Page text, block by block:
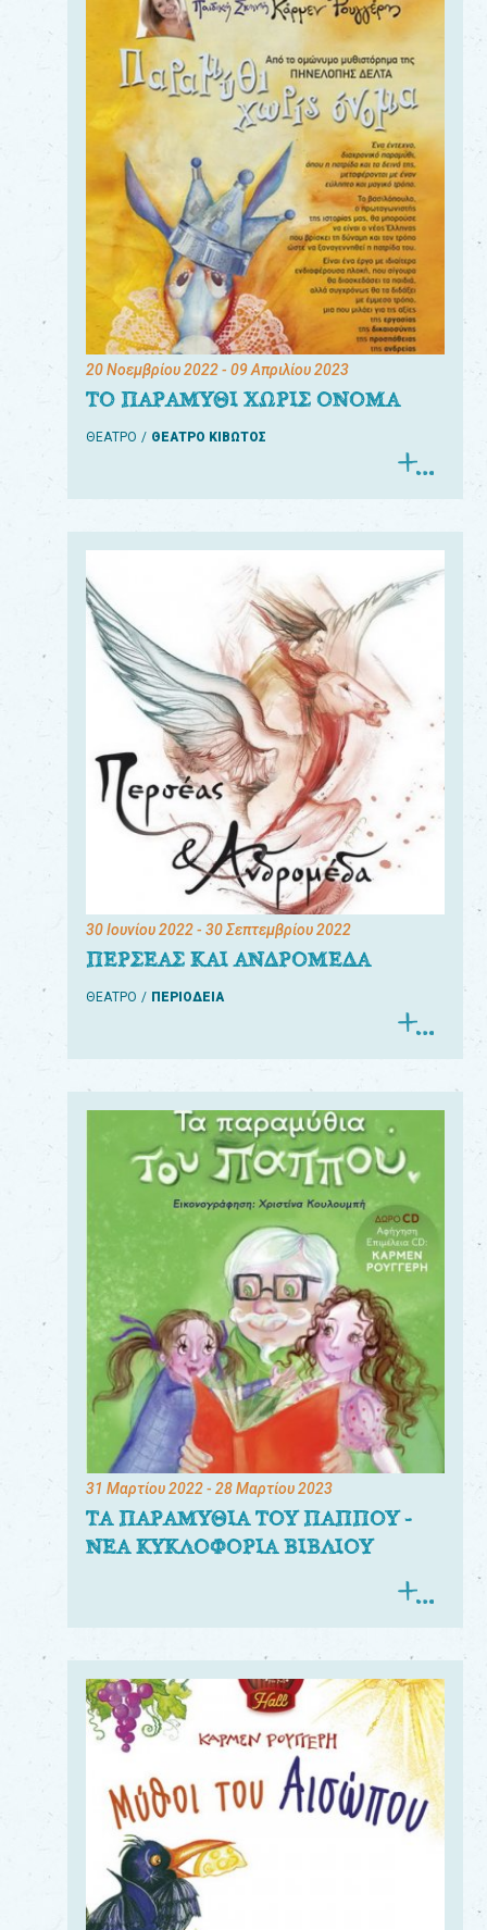
20 Νοεμβρίου 2022- 09 Απριλίου 2023
ΤΟ ΠΑΡΑΜΥΘΙ ΧΩΡΙΣ ΟΝΟΜΑ
ΘΕΑΤΡΟ ΘΕΑΤΡΟ ΚΙΒΩΤΟΣ
30 Ιουνίου 2022- 30 Σεπτεμβρίου 2022
ΠΕΡΣΕΑΣ ΚΑΙ ΑΝΔΡΟΜΕΔΑ
ΘΕΑΤΡΟ ΠΕΡΙΟΔΕΙΑ
31 Μαρτίου 2022- 28 Μαρτίου 2023
ΤΑ ΠΑΡΑΜΥΘΙΑ ΤΟΥ ΠΑΠΠΟΥ -
ΝΕΑ ΚΥΚΛΟΦΟΡΙΑ ΒΙΒΛΙΟΥ